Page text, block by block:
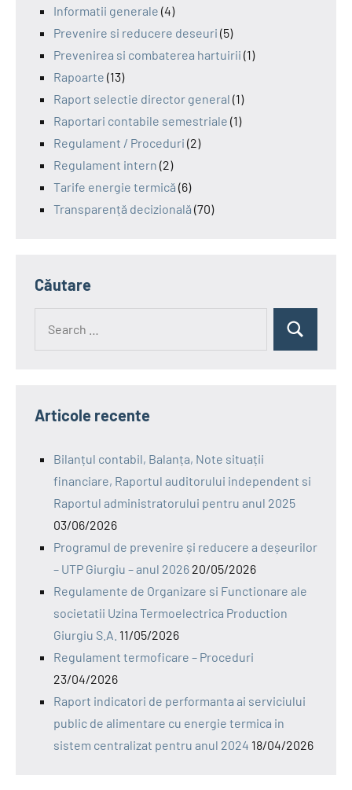
Informatii generale (4)
Prevenire si reducere deseuri (5)
Prevenirea si combaterea hartuirii (1)
Rapoarte (13)
Raport selectie director general (1)
Raportari contabile semestriale (1)
Regulament / Proceduri (2)
Regulament intern (2)
Tarife energie termică (6)
Transparență decizională (70)
Căutare
Search
Articole recente
Bilanțul contabil, Balanța, Note situații
financiare, Raportul auditorului independent si
Raportul administratorului pentru anul 2025
03/06/2026
Programul de prevenire și reducere a deșeurilor
– UTP Giurgiu – anul 2026 20/05/2026
Regulamente de Organizare si Functionare ale
societatii Uzina Termoelectrica Production
Giurgiu S.A. 11/05/2026
Regulament termoficare – Proceduri
23/04/2026
Raport indicatori de performanta ai serviciului
public de alimentare cu energie termica in
sistem centralizat pentru anul 2024 18/04/2026